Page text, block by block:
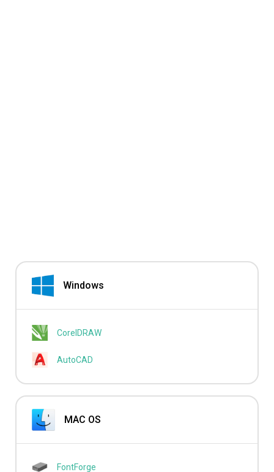
Windows
CorelDRAW
AutoCAD
MAC OS
FontForge